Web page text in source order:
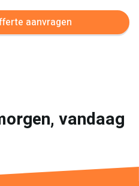
aanvragen
vandaag